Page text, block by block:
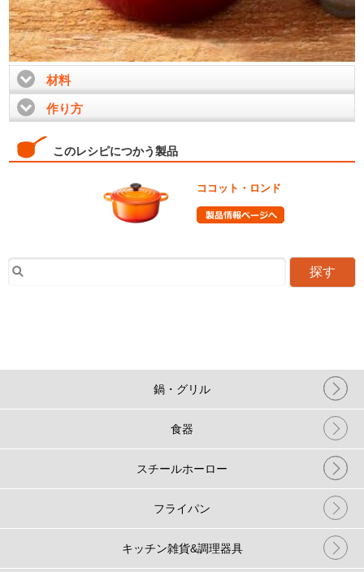
材料click to expand contents
作り方
このレシピにつかう製品
ココット・ロンド
探す
鍋・グリル
食器
スチールホーロー
フライパン
キッチン雑貨&調理器具